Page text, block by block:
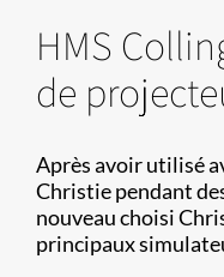
HMS
de
Après avoir utilisé
Christie pendant
nouveau choisi
principaux